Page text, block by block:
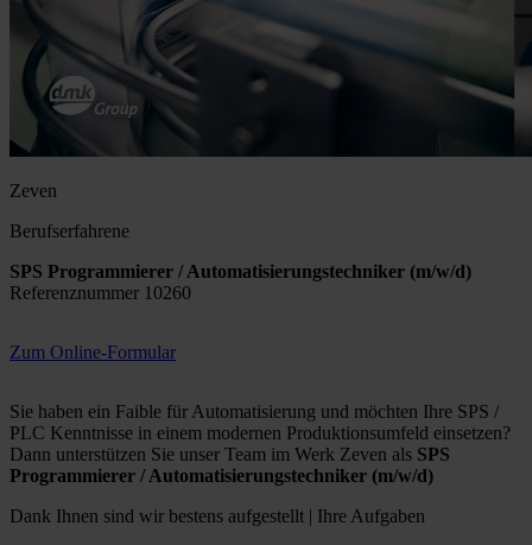
Zeven
Berufserfahrene
SPS Programmierer / Automatisierungstechniker (m/w/d)
Referenznummer 10260
Zum Online-Formular
Sie haben ein Faible für Automatisierung und möchten Ihre SPS /
PLC Kenntnisse in einem modernen Produktionsumfeld einsetzen?
Dann unterstützen Sie unser Team im Werk Zeven als SPS
Programmierer / Automatisierungstechniker (m/w/d)
Dank Ihnen sind wir bestens aufgestellt | Ihre Aufgaben